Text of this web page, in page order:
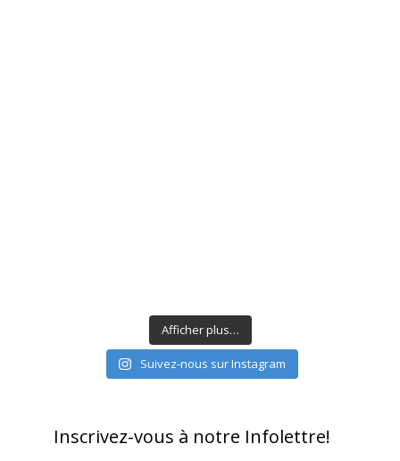
Afficher plus…
Suivez-nous sur Instagram
Inscrivez-vous à notre Infolettre!